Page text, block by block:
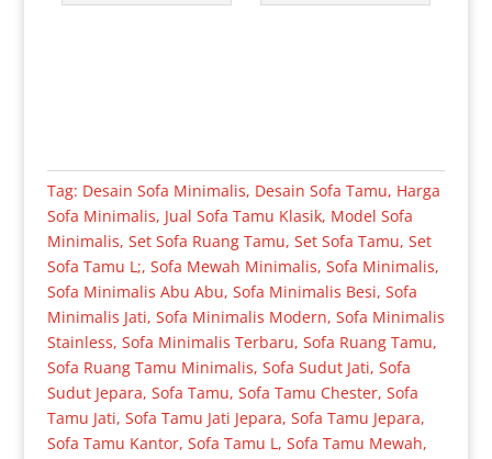
Tag: Desain Sofa Minimalis, Desain Sofa Tamu, Harga
Sofa Minimalis, Jual Sofa Tamu Klasik, Model Sofa
Minimalis, Set Sofa Ruang Tamu, Set Sofa Tamu, Set
Sofa Tamu L;, Sofa Mewah Minimalis, Sofa Minimalis,
Sofa Minimalis Abu Abu, Sofa Minimalis Besi, Sofa
Minimalis Jati, Sofa Minimalis Modern, Sofa Minimalis
Stainless, Sofa Minimalis Terbaru, Sofa Ruang Tamu,
Sofa Ruang Tamu Minimalis, Sofa Sudut Jati, Sofa
Sudut Jepara, Sofa Tamu, Sofa Tamu Chester, Sofa
Tamu Jati, Sofa Tamu Jati Jepara, Sofa Tamu Jepara,
Sofa Tamu Kantor, Sofa Tamu L, Sofa Tamu Mewah,